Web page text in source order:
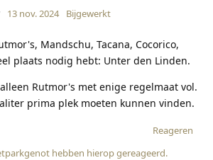
13 nov. 2024 Bijgewerkt
Mandschu, Tacana, Cocorico,
plaats nodig hebt: Unter den Linden.
Rutmor's met enige regelmaat vol.
prima plek moeten kunnen vinden.
Reageren
hebben hierop gereageerd.